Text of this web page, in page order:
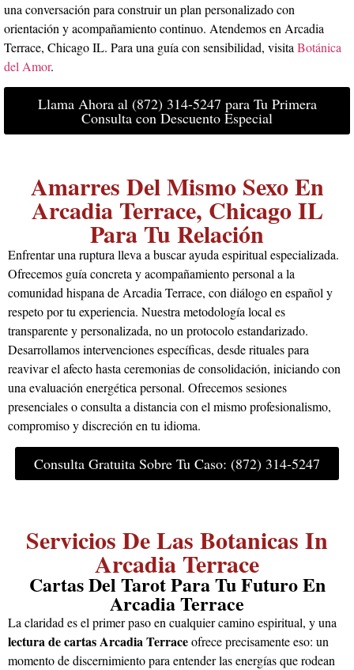
una conversación para construir un plan personalizado con
orientación y acompañamiento continuo. Atendemos en Arcadia
Terrace, Chicago IL. Para una guía con sensibilidad, visita Botánica
del Amor.
Llama Ahora al (872) 314-5247 para Tu Primera
Consulta con Descuento Especial
Amarres Del Mismo Sexo En
Arcadia Terrace, Chicago IL
Para Tu Relación
Enfrentar una ruptura lleva a buscar ayuda espiritual especializada.
Ofrecemos guía concreta y acompañamiento personal a la
comunidad hispana de Arcadia Terrace, con diálogo en español y
respeto por tu experiencia. Nuestra metodología local es
transparente y personalizada, no un protocolo estandarizado.
Desarrollamos intervenciones específicas, desde rituales para
reavivar el afecto hasta ceremonias de consolidación, iniciando con
una evaluación energética personal. Ofrecemos sesiones
presenciales o consulta a distancia con el mismo profesionalismo,
compromiso y discreción en tu idioma.
Consulta Gratuita Sobre Tu Caso: (872) 314-5247
Servicios De Las Botanicas In
Arcadia Terrace
Cartas Del Tarot Para Tu Futuro En
Arcadia Terrace
La claridad es el primer paso en cualquier camino espiritual, y una
lectura de cartas Arcadia Terraceofrece precisamente eso: un
momento de discernimiento para entender las energías que rodean